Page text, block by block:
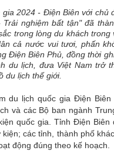
gia 2024 - Điện Biên với chủ
nghiệm bất tận" đã
trong lòng du khách trong
cả nước vui tươi, phấn
Điện Biên Phủ, đồng thời
du lịch, đưa Việt Nam trở
du lịch thế giới.
du lịch quốc gia Điện Biên
và các Bộ ban ngành
quốc gia. Tỉnh Điện Biên
các tỉnh, thành phố
động đúng theo kế hoạch.